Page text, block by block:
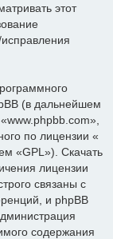
этот
(в дальнейшем
по лицензии «
«GPL»). Скачать
лицензии
связаны с
и phpBB
содержания